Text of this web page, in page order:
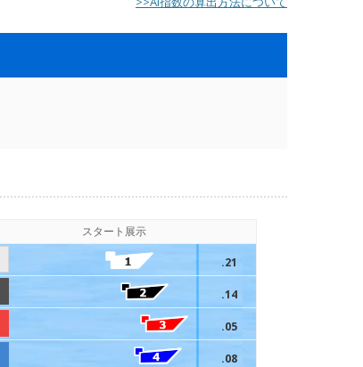
スタート展示
.21
.14
.05
.08